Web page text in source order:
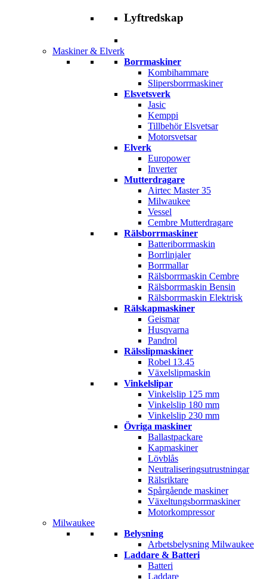
Lyftredskap
Maskiner & Elverk
Borrmaskiner
Kombihammare
Slipersborrmaskiner
Elsvetsverk
Jasic
Kemppi
Tillbehör Elsvetsar
Motorsvetsar
Elverk
Europower
Inverter
Mutterdragare
Airtec Master 35
Milwaukee
Vessel
Cembre Mutterdragare
Rälsborrmaskiner
Batteriborrmaskin
Borrlinjaler
Borrmallar
Rälsborrmaskin Cembre
Rälsborrmaskin Bensin
Rälsborrmaskin Elektrisk
Rälskapmaskiner
Geismar
Husqvarna
Pandrol
Rälsslipmaskiner
Robel 13.45
Växelslipmaskin
Vinkelslipar
Vinkelslip 125 mm
Vinkelslip 180 mm
Vinkelslip 230 mm
Övriga maskiner
Ballastpackare
Kapmaskiner
Lövblås
Neutraliseringsutrustningar
Rälsriktare
Spårgående maskiner
Växeltungsborrmaskiner
Motorkompressor
Milwaukee
Belysning
Arbetsbelysning Milwaukee
Laddare & Batteri
Batteri
Laddare